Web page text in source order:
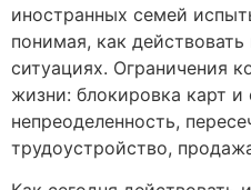
иностранных семей
понимая, как
ситуациях. Ограничения
жизни: блокировка карт и
непреоделенность,
трудоустройство,